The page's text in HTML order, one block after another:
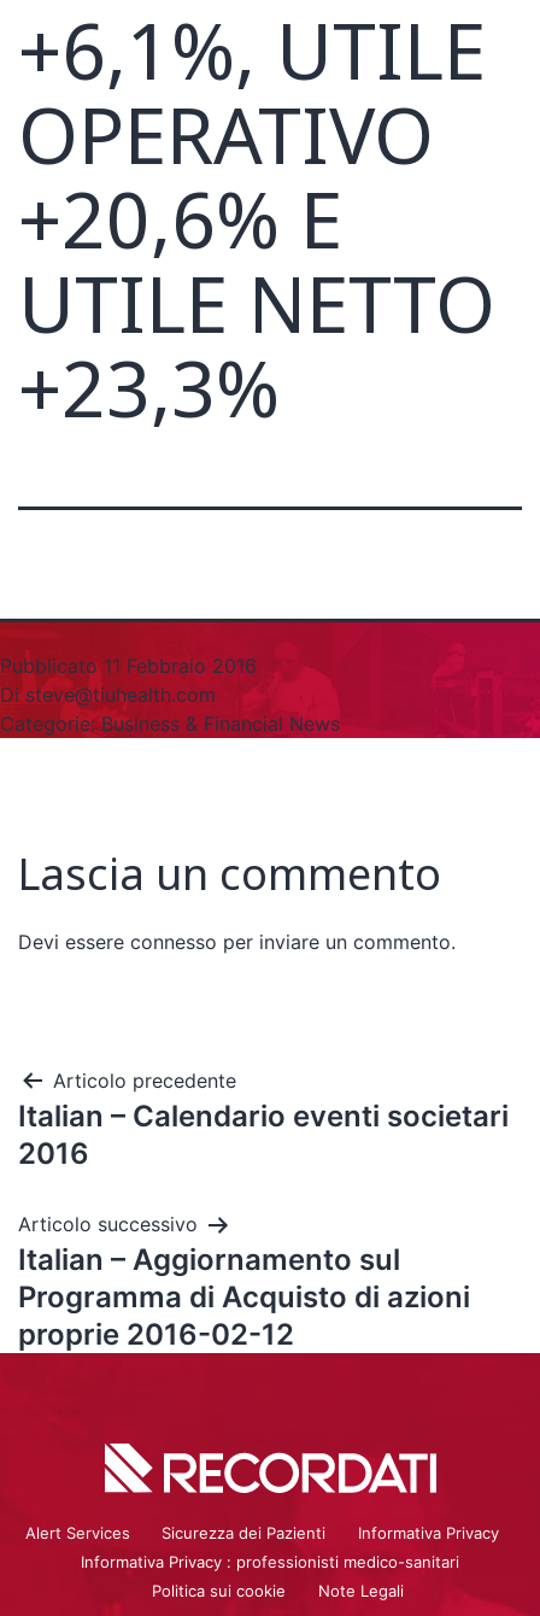
+6,1%, UTILE
OPERATIVO
+20,6% E
UTILE NETTO
+23,3%
Pubblicato 11 Febbraio 2016
Di steve@tiuhealth.com
Categorie:Business & Financial News
Lascia un commento
Devi essere connesso per inviare un commento.
Articolo precedente
Italian – Calendario eventi societari
2016
Articolo successivo
Italian – Aggiornamento sul
Programma di Acquisto di azioni
proprie 2016-02-12
Alert Services Sicurezza dei Pazienti
Informativa Privacy
Informativa Privacy : professionisti medico-sanitari
Politica sui cookie
Note Legali